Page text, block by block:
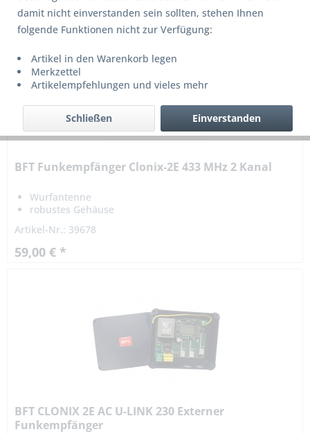
BFT Funkempfänger Clonix-2E 433 MHz 2 Kanal
Wurfantenne
robustes Gehäuse
Artikel-Nr.: 39678
59,00 € *
BFT CLONIX 2E AC U-LINK 230 Externer
Funkempfänger
damit nicht einverstanden sein sollten, stehen Ihnen
folgende Funktionen nicht zur Verfügung:
Artikel in den Warenkorb legen
Merkzettel
Artikelempfehlungen und vieles mehr
Einverstanden
Schließen